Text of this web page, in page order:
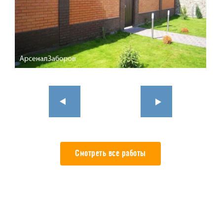
Смотреть все работы